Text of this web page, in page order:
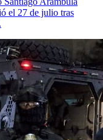
el 27 de julio tras